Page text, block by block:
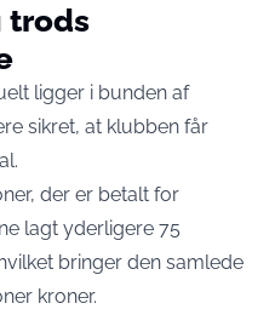
trods
ligger i bunden af
sikret, at klubben får
der er betalt for
lagt yderligere 75
bringer den samlede
kroner.